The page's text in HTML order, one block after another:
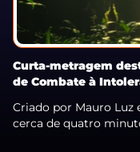
Curta-metragem
de Combate à
Criado por Mauro Luz
cerca de quatro